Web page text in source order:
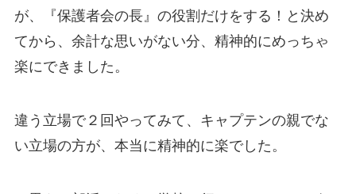
が、『保護者会の長』の役割だけをする！と決め
てから、余計な思いがない分、精神的にめっちゃ
楽にできました。
違う立場で２回やってみて、キャプテンの親でな
い立場の方が、本当に精神的に楽でした。